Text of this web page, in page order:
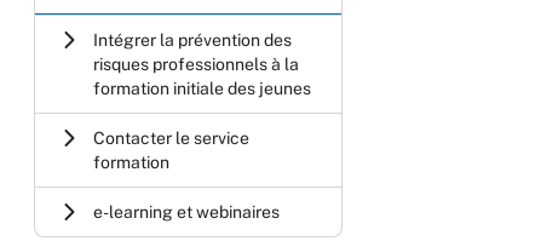
Intégrer la prévention des
risques professionnels à la
formation initiale des jeunes
Contacter le service
formation
e-learning et webinaires